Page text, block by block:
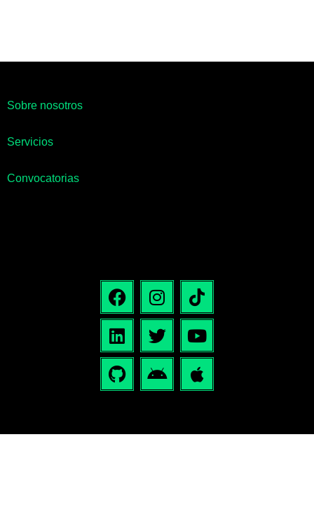
Sobre nosotros
Servicios
Convocatorias